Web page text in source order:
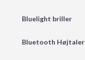
Bluelight briller
Bluetooth Højtaler